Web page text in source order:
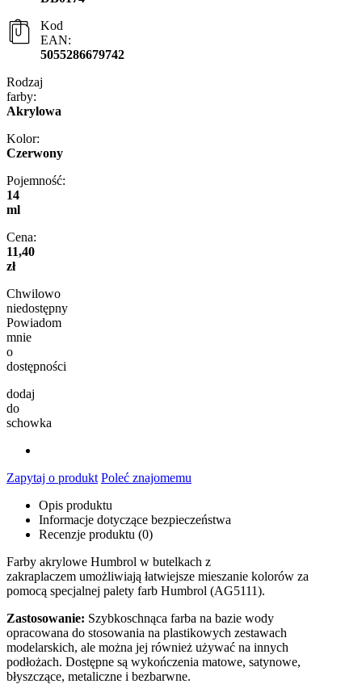
Kod
EAN:
5055286679742
Rodzaj
farby:
Akrylowa
Kolor:
Czerwony
Pojemność:
14
ml
Cena:
11,40
zł
Chwilowo
niedostępny
Powiadom
mnie
o
dostępności
dodaj
do
schowka
Zapytaj o produkt Poleć znajomemu
Opis produktu
Informacje dotyczące bezpieczeństwa
Recenzje produktu (0)
Farby akrylowe Humbrol w butelkach z
zakraplaczem umożliwiają łatwiejsze mieszanie kolorów za
pomocą specjalnej palety farb Humbrol (AG5111).
Zastosowanie: Szybkoschnąca farba na bazie wody
opracowana do stosowania na plastikowych zestawach
modelarskich, ale można jej również używać na innych
podłożach. Dostępne są wykończenia matowe, satynowe,
błyszczące, metaliczne i bezbarwne.